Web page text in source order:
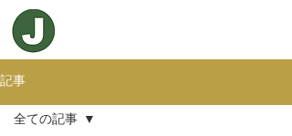
記事
全ての記事